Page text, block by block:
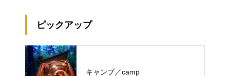
ピックアップ
キャンプ／camp